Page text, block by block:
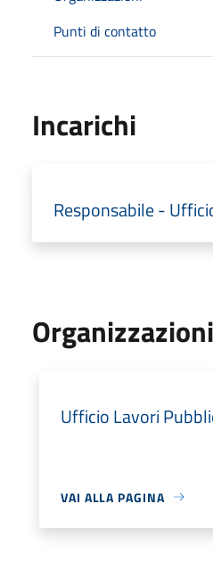
Punti di contatto
Incarichi
Responsabile -
Organizzazioni
Ufficio Lavori
VAI ALLA PAGINA